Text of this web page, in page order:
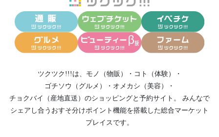
ツクツク!!!は、 モノ（物販） ・ コト（体験）
・
ゴチソウ（グルメ）
・ オメカシ（美容）
・
チョクバイ（産地直送） のショッピングと予約サイト。
みんなで
シェアし合う おすそ分けポイント機能を搭載した総合マーケット
プレイスです。